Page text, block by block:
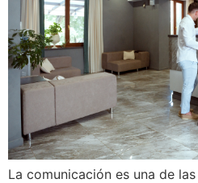
La comunicación es una de